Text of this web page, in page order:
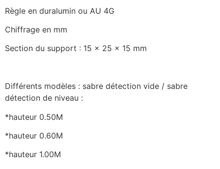
Règle en duralumin ou AU 4G
Chiffrage en mm
Section du support : 15 x 25 x 15 mm
Différents modèles : sabre détection vide / sabre
détection de niveau :
*hauteur 0.50M
*hauteur 0.60M
*hauteur 1.00M